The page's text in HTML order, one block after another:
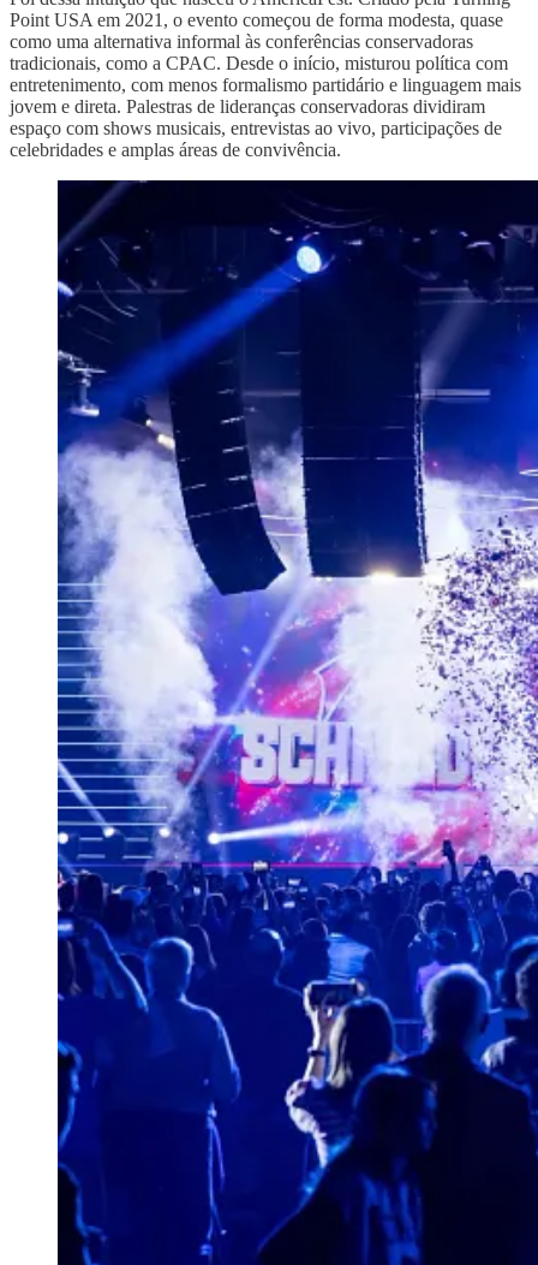
Point USA em 2021, o evento começou de forma modesta, quase
como uma alternativa informal às conferências conservadoras
tradicionais, como a CPAC. Desde o início, misturou política com
entretenimento, com menos formalismo partidário e linguagem mais
jovem e direta. Palestras de lideranças conservadoras dividiram
espaço com shows musicais, entrevistas ao vivo, participações de
celebridades e amplas áreas de convivência.